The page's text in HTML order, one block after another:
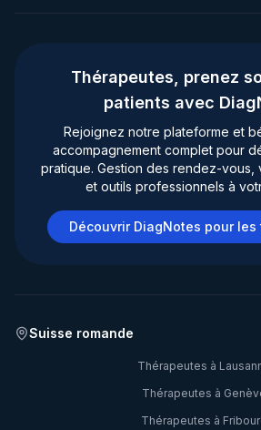
Thérapeutes, prenez
patients avec
Rejoignez notre plateforme et
accompagnement complet pour
pratique. Gestion des rendez-vous,
et outils professionnels à
Découvrir DiagNotes pour
Suisse romande
Thérapeutes à
Thérapeutes à
Thérapeutes à